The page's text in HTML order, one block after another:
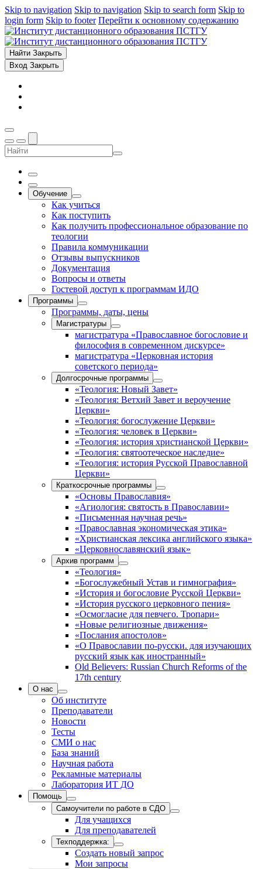
Skip to navigation Skip to navigation Skip to search form Skip to
login form Skip to footer Перейти к основному содержанию
Найти Закрыть
Вход Закрыть
Обучение
Как учиться
Как поступить
Как получить профессиональное образование по
теологии
Правила коммуникации
Отзывы выпускников
Документация
Вопросы и ответы
Гостевой доступ к программам ИДО
Программы
Программы, даты, цены
Магистратуры
магистратура «Православное богословие и
философия в современном дискурсе»
магистратура «Церковная история
советского периода»
Долгосрочные программы
«Теология: Новый Завет»
«Теология: Ветхий Завет и вероучение
Церкви»
«Теология: богослужение Церкви»
«Теология: человек в Церкви»
«Теология: история христианской Церкви»
«Теология: святоотеческое наследие»
«Теология: история Русской Православной
Церкви»
Краткосрочные программы
«Основы Православия»
«Агиология: святость в Православии»
«Письменная научная речь»
«Православная экономическая этика»
«Христианская лексика английского языка»
«Церковнославянский язык»
Архив программ
«Теология»
«Богослужебный Устав и гимнография»
«История и богословие Русской Церкви»
«История русского церковного пения»
«Осмогласие для певчего. Тропари»
«Новые религиозные движения»
«Послания апостолов»
«О Православии по-русски. для изучающих
русский язык как иностранный»
Old Believers: Russian Church Reforms of the
17th century
О нас
Об институте
Преподаватели
Новости
Тесты
СМИ о нас
База знаний
Научная работа
Рекламные материалы
Лаборатория ИТ ДО
Помощь
Самоучители по работе в СДО
Для учащихся
Для преподавателей
Техподдержка:
Создать новый запрос
Мои запросы